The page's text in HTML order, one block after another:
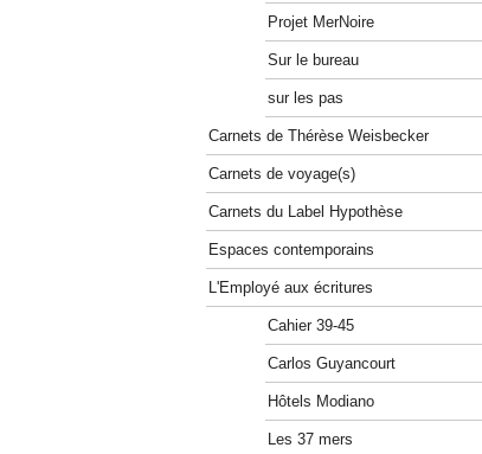
Projet MerNoire
Sur le bureau
sur les pas
Carnets de Thérèse Weisbecker
Carnets de voyage(s)
Carnets du Label Hypothèse
Espaces contemporains
L'Employé aux écritures
Cahier 39-45
Carlos Guyancourt
Hôtels Modiano
Les 37 mers